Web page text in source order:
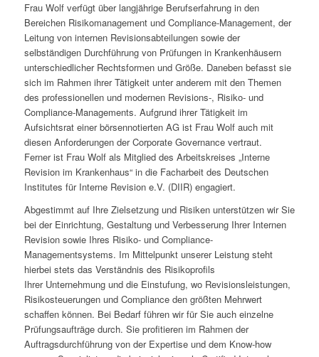
Frau Wolf verfügt über langjährige Berufserfahrung in den
Bereichen Risikomanagement und Compliance-Management, der
Leitung von internen Revisionsabteilungen sowie der
selbständigen Durchführung von Prüfungen in Krankenhäusern
unterschiedlicher Rechtsformen und Größe. Daneben befasst sie
sich im Rahmen ihrer Tätigkeit unter anderem mit den Themen
des professionellen und modernen Revisions-, Risiko- und
Compliance-Managements. Aufgrund ihrer Tätigkeit im
Aufsichtsrat einer börsennotierten AG ist Frau Wolf auch mit
diesen Anforderungen der Corporate Governance vertraut.
Ferner ist Frau Wolf als Mitglied des Arbeitskreises „Interne
Revision im Krankenhaus“ in die Facharbeit des Deutschen
Institutes für Interne Revision e.V. (DIIR) engagiert.
Abgestimmt auf Ihre Zielsetzung und Risiken unterstützen wir Sie
bei der Einrichtung, Gestaltung und Verbesserung Ihrer Internen
Revision sowie Ihres Risiko- und Compliance-
Managementsystems. Im Mittelpunkt unserer Leistung steht
hierbei stets das Verständnis des Risikoprofils
Ihrer Unternehmung und die Einstufung, wo Revisionsleistungen,
Risikosteuerungen und Compliance den größten Mehrwert
schaffen können. Bei Bedarf führen wir für Sie auch einzelne
Prüfungsaufträge durch. Sie profitieren im Rahmen der
Auftragsdurchführung von der Expertise und dem Know-how